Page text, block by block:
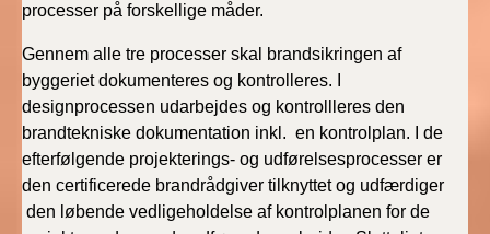
2010)
processer på forskellige måder.
Gennem alle tre processer skal brandsikringen af
byggeriet dokumenteres og kontrolleres. I
designprocessen udarbejdes og kontrollleres den
brandtekniske dokumentation inkl. en kontrolplan. I de
efterfølgende projekterings- og udførelsesprocesser er
den certificerede brandrådgiver tilknyttet og udfærdiger
den løbende vedligeholdelse af kontrolplanen for de